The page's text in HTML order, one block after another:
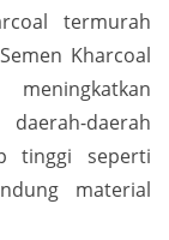
termurah
Kharcoal
daerah
tinggi seperti
material